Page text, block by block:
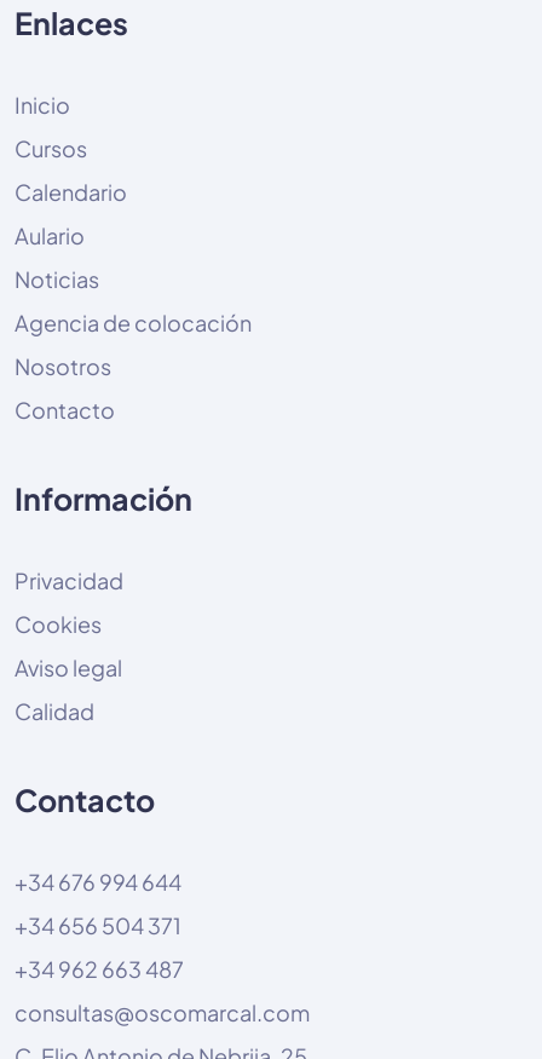
Enlaces
Inicio
Cursos
Calendario
Aulario
Noticias
Agencia de colocación
Nosotros
Contacto
Información
Privacidad
Cookies
Aviso legal
Calidad
Contacto
+34 676 994 644
+34 656 504 371
+34 962 663 487
consultas@oscomarcal.com